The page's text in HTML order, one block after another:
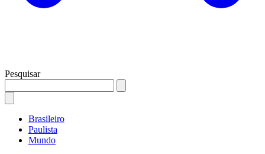
Pesquisar
Brasileiro
Paulista
Mundo